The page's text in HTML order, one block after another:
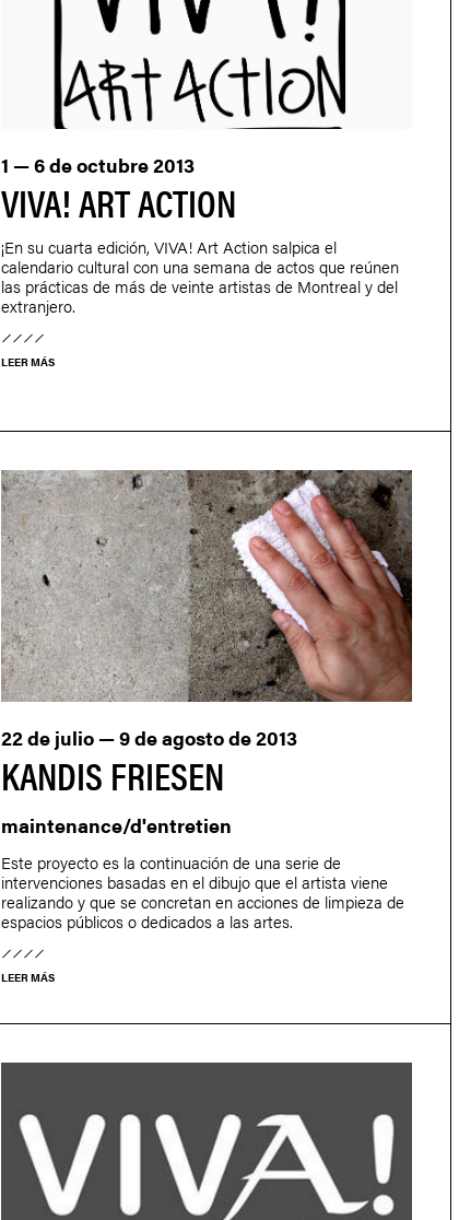
VIVA! ART ACTION
1 — 6 de octubre 2013
¡En su cuarta edición, VIVA! Art Action salpica el
calendario cultural con una semana de actos que reúnen
las prácticas de más de veinte artistas de Montreal y del
extranjero.
LEER MÁS
KANDIS FRIESEN
22 de julio — 9 de agosto de 2013
maintenance/d'entretien
Este proyecto es la continuación de una serie de
intervenciones basadas en el dibujo que el artista viene
realizando y que se concretan en acciones de limpieza de
espacios públicos o dedicados a las artes.
LEER MÁS